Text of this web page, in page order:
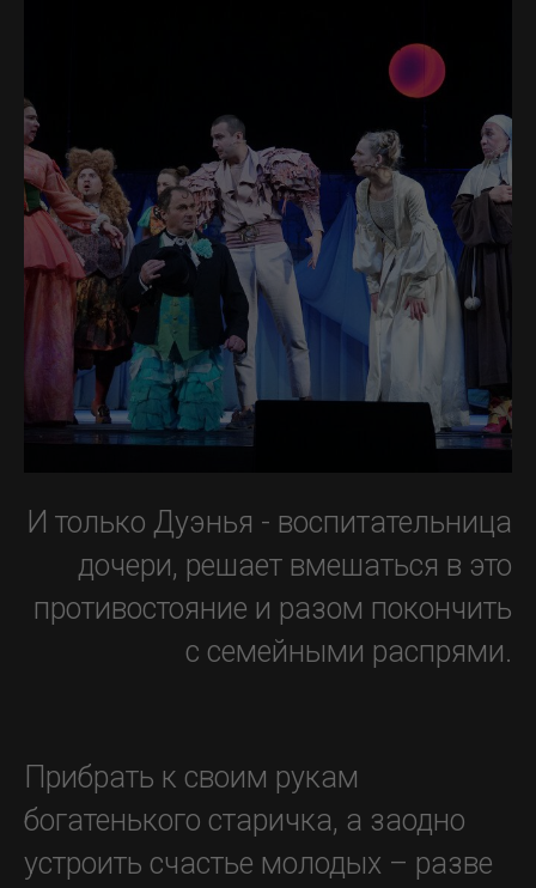
И только Дуэнья - воспитательница
дочери, решает вмешаться в это
противостояние и разом покончить
с семейными распрями.
Прибрать к своим рукам
богатенького старичка, а заодно
устроить счастье молодых – разве